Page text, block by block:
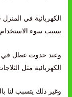
الكهربائية في
بسبب سوء الاستخدام
وعند حدوث عطل في
الكهربائية مثل
وغير ذلك يتسبب لنا